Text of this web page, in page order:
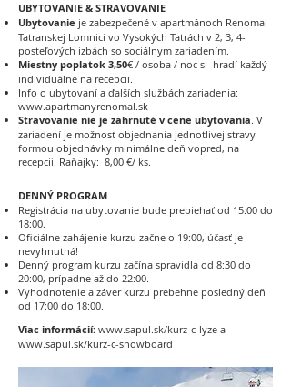
UBYTOVANIE & STRAVOVANIE
Ubytovanie je zabezpečené v apartmánoch Renomal
Tatranskej Lomnici vo Vysokých Tatrách v 2, 3, 4-
posteľových izbách so sociálnym zariadením.
Miestny poplatok 3,50€ / osoba / noc si hradí každý
individuálne na recepcii.
Info o ubytovaní a ďalších službách zariadenia:
www.apartmanyrenomal.sk
Stravovanie nie je zahrnuté v cene ubytovania. V
zariadení je možnosť objednania jednotlivej stravy
formou objednávky minimálne deň vopred, na
recepcii. Raňajky: 8,00 €/ ks.
DENNÝ PROGRAM
Registrácia na ubytovanie bude prebiehať od 15:00 do
18:00.
Oficiálne zahájenie kurzu začne o 19:00, účasť je
nevyhnutná!
Denný program kurzu začína spravidla od 8:30 do
20:00, prípadne až do 22:00.
Vyhodnotenie a záver kurzu prebehne posledný deň
od 17:00 do 18:00.
Viac informácií: www.sapul.sk/kurz-c-lyze a
www.sapul.sk/kurz-c-snowboard